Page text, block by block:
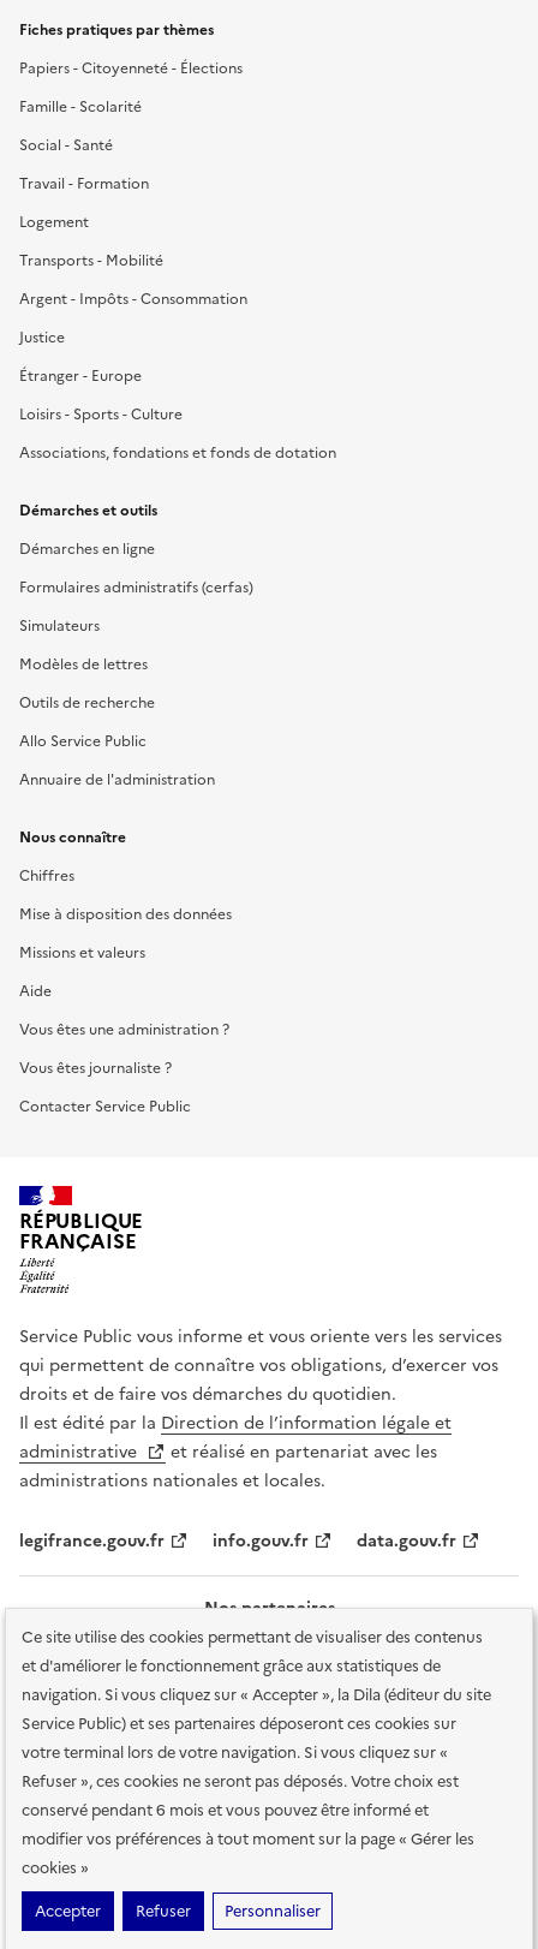
Ce site utilise des cookies permettant de visualiser des contenus
et d'améliorer le fonctionnement grâce aux statistiques de
navigation. Si vous cliquez sur « Accepter », la Dila (éditeur du site
Service Public) et ses partenaires déposeront ces cookies sur
votre terminal lors de votre navigation. Si vous cliquez sur «
Refuser », ces cookies ne seront pas déposés. Votre choix est
conservé pendant 6 mois et vous pouvez être informé et
modifier vos préférences à tout moment sur la page « Gérer les
cookies »
Accepter
Refuser Personnaliser
Fiches pratiques par thèmes
Papiers - Citoyenneté - Élections
Famille - Scolarité
Social - Santé
Travail - Formation
Logement
Transports - Mobilité
Argent - Impôts - Consommation
Justice
Étranger - Europe
Loisirs - Sports - Culture
Associations, fondations et fonds de dotation
Démarches et outils
Démarches en ligne
Formulaires administratifs (cerfas)
Simulateurs
Modèles de lettres
Outils de recherche
Allo Service Public
Annuaire de l'administration
Nous connaître
Chiffres
Mise à disposition des données
Missions et valeurs
Aide
Vous êtes une administration ?
Vous êtes journaliste ?
Contacter Service Public
RÉPUBLIQUE
FRANÇAISE
Service Public vous informe et vous oriente vers les services
qui permettent de connaître vos obligations, d’exercer vos
droits et de faire vos démarches du quotidien.
Il est édité par la Direction de l’information légale et
administrative
et réalisé en partenariat avec les
administrations nationales et locales.
legifrance.gouv.fr info.gouv.fr data.gouv.fr
Nos partenaires
Plan du site Accessibilité : totalement conforme
Accessibilité des
services en ligne Mentions légales Données personnelles et sécurité
Conditions générales d'utilisation Gestion des cookies
Sauf mention contraire, tous les contenus de ce site sont sous
etalab-2.0